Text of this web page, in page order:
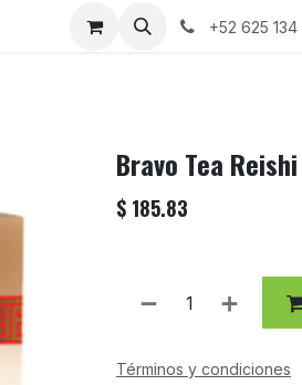
+52 625
Bravo Tea
$ 185.83
Términos y condiciones